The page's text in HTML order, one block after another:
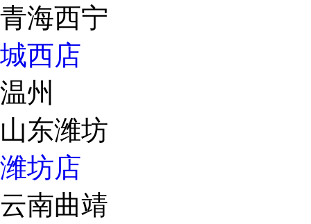
青海西宁
城西店
温州
山东潍坊
潍坊店
云南曲靖